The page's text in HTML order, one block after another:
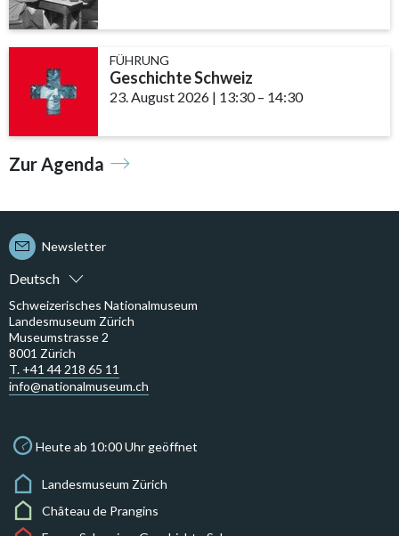
FÜHRUNG
Geschichte Schweiz
23. August 2026 | 13:30accessibility.time_to
– 14:30
Zur Agenda
Deutsch
Newsletter
Schweizerisches Nationalmuseum
Landesmuseum Zürich
Museumstrasse 2
8001 Zürich
T. +41 44 218 65 11
info@nationalmuseum.ch
Heute ab 10:00 Uhr geöffnet
Landesmuseum Zürich
Château de Prangins